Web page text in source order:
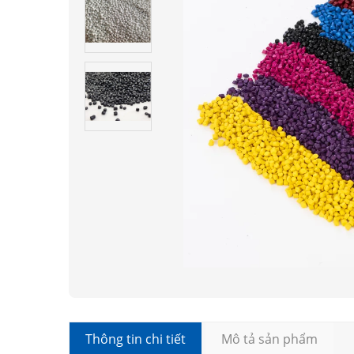
Thông tin chi tiết Mô tả sản phẩm